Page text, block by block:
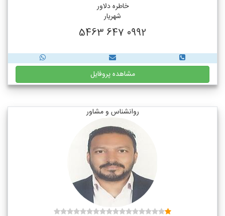
خاطره دلاور
شهریار
0992 647 5463
مشاهده پروفایل
روانشناس و مشاور